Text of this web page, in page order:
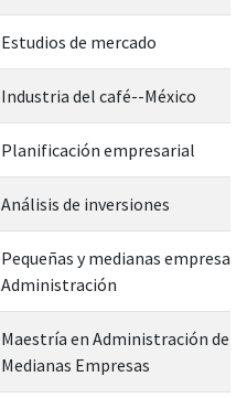
Estudios de mercado
Industria del café--México
Planificación empresarial
Análisis de inversiones
Pequeñas y medianas
Administración
Maestría en Administración de
Medianas Empresas